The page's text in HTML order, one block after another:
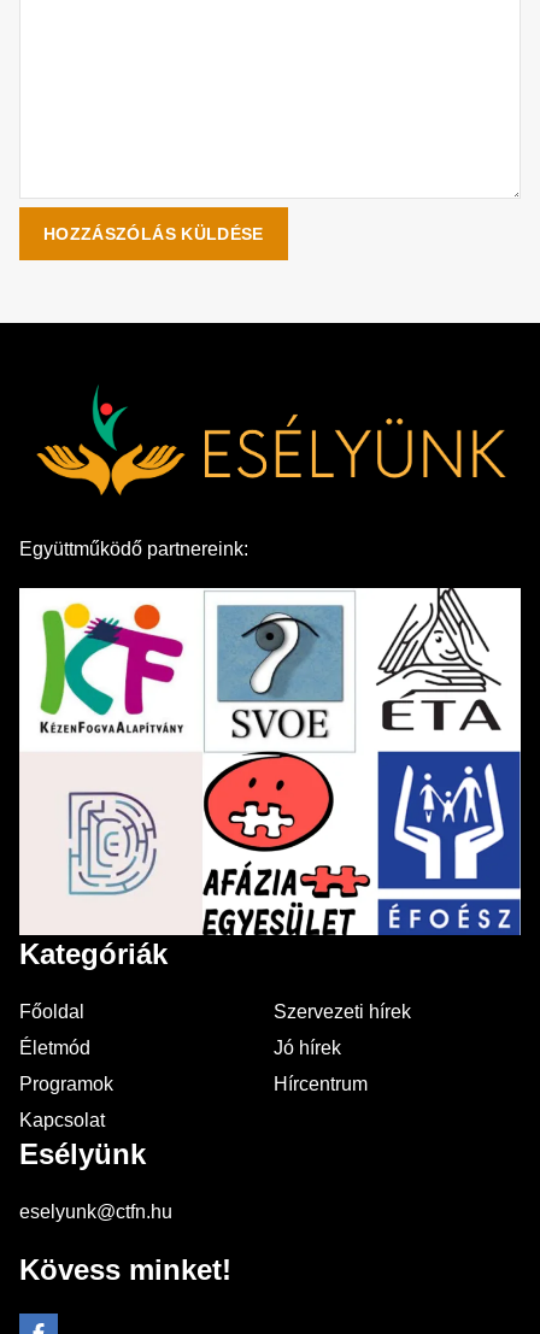
Együttműködő partnereink:
Kategóriák
Főoldal
Szervezeti hírek
Életmód
Jó hírek
Programok
Hírcentrum
Kapcsolat
Esélyünk
eselyunk@ctfn.hu
Kövess minket!